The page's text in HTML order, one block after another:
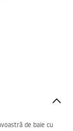
de baie cu